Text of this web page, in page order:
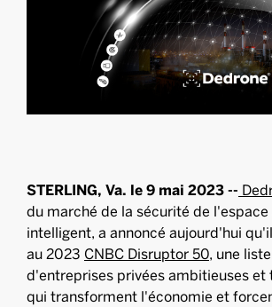
STERLING, Va. le 9 mai 2023 --
du marché de la sécurité de l'espace
intelligent, a annoncé aujourd'hui
au 2023 CNBC Disruptor 50, une
d'entreprises privées ambitieuses et
qui transforment l'économie et